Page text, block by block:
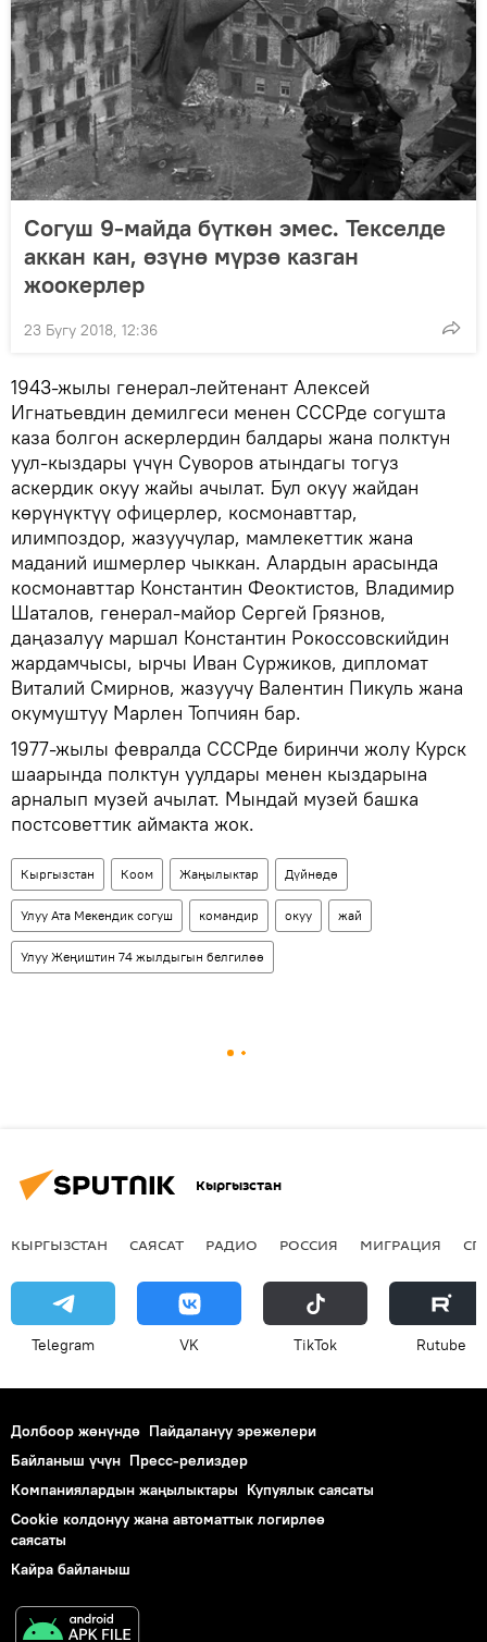
Согуш 9-майда бүткөн эмес. Текселде
аккан кан, өзүнө мүрзө казган
жоокерлер
23 Бугу 2018, 12:36
1943-жылы генерал-лейтенант Алексей
Игнатьевдин демилгеси менен СССРде согушта
каза болгон аскерлердин балдары жана полктун
уул-кыздары үчүн Суворов атындагы тогуз
аскердик окуу жайы ачылат. Бул окуу жайдан
көрүнүктүү офицерлер, космонавттар,
илимпоздор, жазуучулар, мамлекеттик жана
маданий ишмерлер чыккан. Алардын арасында
космонавттар Константин Феоктистов, Владимир
Шаталов, генерал-майор Сергей Грязнов,
даңазалуу маршал Константин Рокоссовскийдин
жардамчысы, ырчы Иван Суржиков, дипломат
Виталий Смирнов, жазуучу Валентин Пикуль жана
окумуштуу Марлен Топчиян бар.
1977-жылы февралда СССРде биринчи жолу Курск
шаарында полктун уулдары менен кыздарына
арналып музей ачылат. Мындай музей башка
постсоветтик аймакта жок.
Кыргызстан Коом Жаңылыктар Дүйнөдө
Улуу Ата Мекендик согуш командир окуу жай
Улуу Жеңиштин 74 жылдыгын белгилөө
Кыргызстан
КЫРГЫЗСТАН САЯСАТ РАДИО РОССИЯ МИГРАЦИЯ
Telegram VK ТikТоk Rutube
Долбоор жөнүндө Пайдалануу эрежелери
Байланыш үчүн Пресс-релиздер
Компаниялардын жаңылыктары Купуялык саясаты
Cookie колдонуу жана автоматтык логирлөө
саясаты
Кайра байланыш